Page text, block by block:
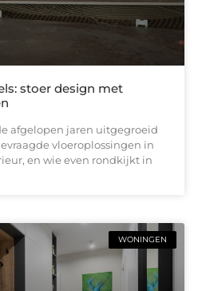
stoer design met
afgelopen jaren uitgegroeid
vloeroplossingen in
en wie even rondkijkt in
WONINGEN